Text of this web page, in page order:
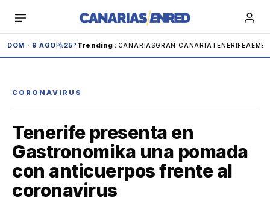
contenido
DOM · 9 AGO 25° Trending :CANARIASGRAN CANARIA TENERIFE
Carnaval IBEX
Anaga Cabildo
CORONAVIRUS
Tenerife presenta en
Gastronomika una pomada
con anticuerpos frente al
coronavirus